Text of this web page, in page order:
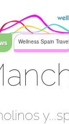
Wellness Spain Travel